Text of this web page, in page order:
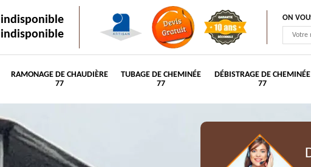
indisponible
indisponible
ON
RAMONAGE DE CHAUDIÈRE
77
TUBAGE DE CHEMINÉE
77
DÉBISTRAGE DE CHEMINÉE
77